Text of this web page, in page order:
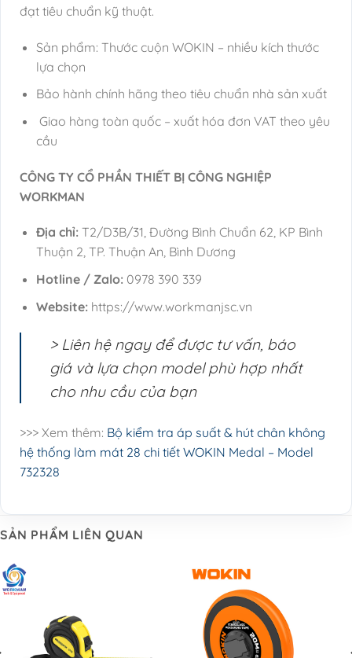
đạt tiêu chuẩn kỹ thuật.
Sản phẩm: Thước cuộn WOKIN – nhiều kích thước
lựa chọn
Bảo hành chính hãng theo tiêu chuẩn nhà sản xuất
Giao hàng toàn quốc – xuất hóa đơn VAT theo yêu
cầu
CÔNG TY CỔ PHẦN THIẾT BỊ CÔNG NGHIỆP
WORKMAN
Địa chỉ:T2/D3B/31, Đường Bình Chuẩn 62, KP Bình
Thuận 2, TP. Thuận An, Bình Dương
Hotline / Zalo:0978 390 339
Website:https://www.workmanjsc.vn
> Liên hệ ngay để được tư vấn, báo
giá và lựa chọn model phù hợp nhất
cho nhu cầu của bạn
>>> Xem thêm: Bộ kiểm tra áp suất & hút chân không
hệ thống làm mát 28 chi tiết WOKIN Medal – Model
732328
SẢN PHẨM LIÊN QUAN